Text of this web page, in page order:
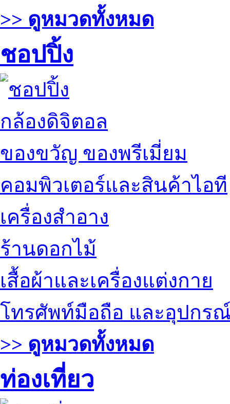
>> ดูหมวดทั้งหมด
ชอปปิ้ง
กล้องดิจิตอล
ของขวัญ ของพรีเมี่ยม
คอมพิวเตอร์และสินค้าไอที
เครื่องสำอาง
ร้านดอกไม้
เสื้อผ้าและเครื่องแต่งกาย
โทรศัพท์มือถือ และอุปกร
>> ดูหมวดทั้งหมด
ท่องเที่ยว